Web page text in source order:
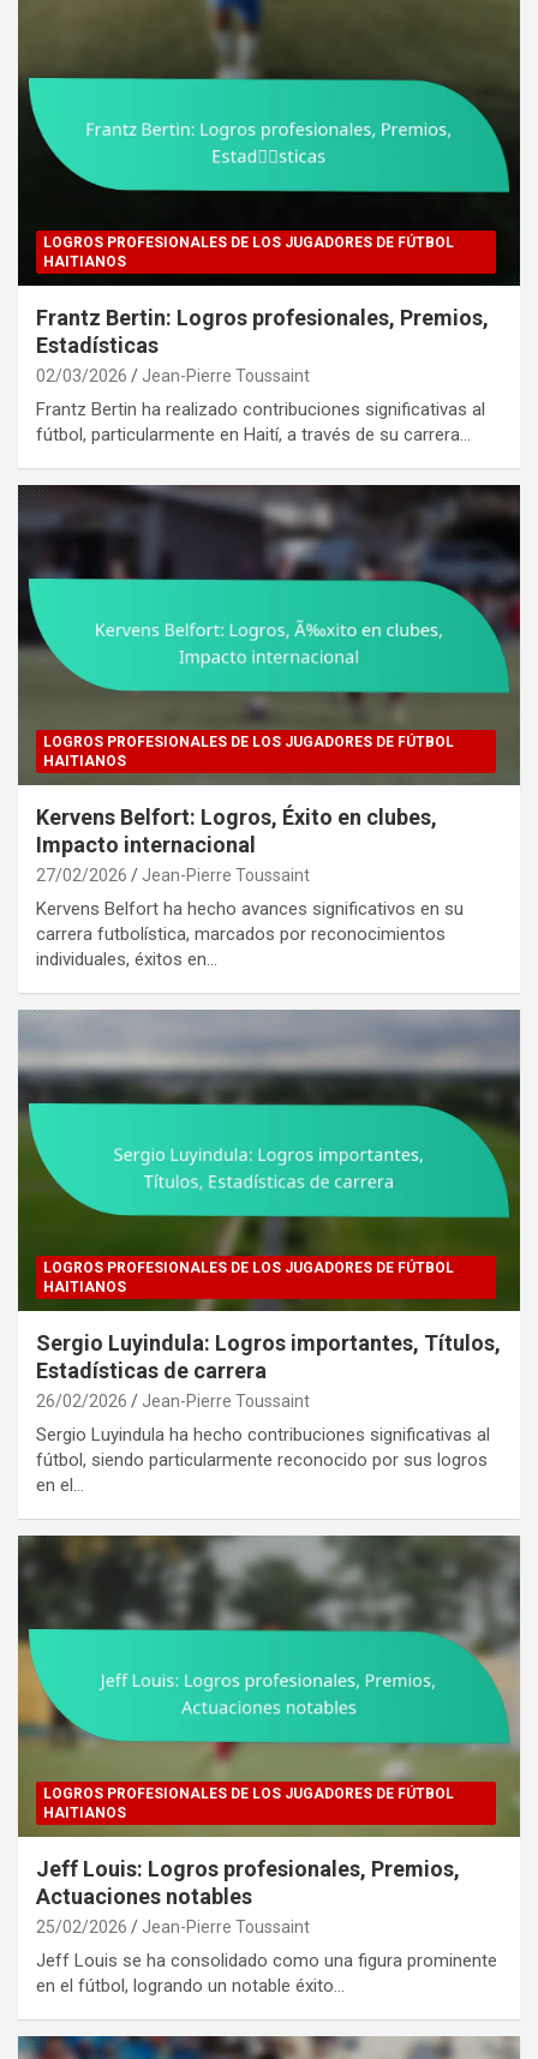
LOGROS PROFESIONALES DE LOS JUGADORES DE FÚTBOL
HAITIANOS
Frantz Bertin: Logros profesionales, Premios,
Estadísticas
02/03/2026 Jean-Pierre Toussaint
Frantz Bertin ha realizado contribuciones significativas al
fútbol, particularmente en Haití, a través de su carrera…
LOGROS PROFESIONALES DE LOS JUGADORES DE FÚTBOL
HAITIANOS
Kervens Belfort: Logros, Éxito en clubes,
Impacto internacional
27/02/2026 Jean-Pierre Toussaint
Kervens Belfort ha hecho avances significativos en su
carrera futbolística, marcados por reconocimientos
individuales, éxitos en…
LOGROS PROFESIONALES DE LOS JUGADORES DE FÚTBOL
HAITIANOS
Sergio Luyindula: Logros importantes, Títulos,
Estadísticas de carrera
26/02/2026 Jean-Pierre Toussaint
Sergio Luyindula ha hecho contribuciones significativas al
fútbol, siendo particularmente reconocido por sus logros
en el…
LOGROS PROFESIONALES DE LOS JUGADORES DE FÚTBOL
HAITIANOS
Jeff Louis: Logros profesionales, Premios,
Actuaciones notables
25/02/2026 Jean-Pierre Toussaint
Jeff Louis se ha consolidado como una figura prominente
en el fútbol, logrando un notable éxito…